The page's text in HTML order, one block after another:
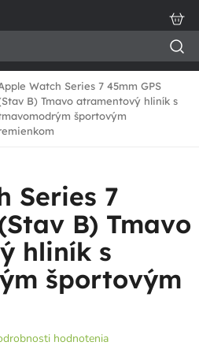
Watch Series 7 45mm GPS
B) Tmavo atramentový hliník s
športovým
Series 7
B) Tmavo
hliník s
športovým
hodnotenia